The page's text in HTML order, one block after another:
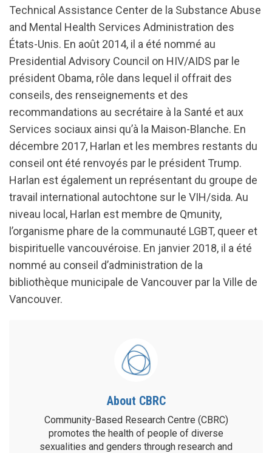
Technical Assistance Center de la Substance Abuse
and Mental Health Services Administration des
États-Unis. En août 2014, il a été nommé au
Presidential Advisory Council on HIV/AIDS par le
président Obama, rôle dans lequel il offrait des
conseils, des renseignements et des
recommandations au secrétaire à la Santé et aux
Services sociaux ainsi qu’à la Maison-Blanche. En
décembre 2017, Harlan et les membres restants du
conseil ont été renvoyés par le président Trump.
Harlan est également un représentant du groupe de
travail international autochtone sur le VIH/sida. Au
niveau local, Harlan est membre de Qmunity,
l’organisme phare de la communauté LGBT, queer et
bispirituelle vancouvéroise. En janvier 2018, il a été
nommé au conseil d’administration de la
bibliothèque municipale de Vancouver par la Ville de
Vancouver.
About CBRC
Community-Based Research Centre (CBRC)
promotes the health of people of diverse
sexualities and genders through research and